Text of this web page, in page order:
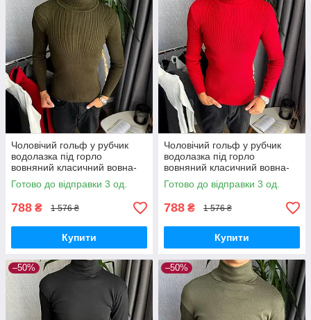
Чоловічий гольф у рубчик
водолазка під горло
вовняний класичний вовна-
акрил Туреччина хакі
Готово до відправки 3 од.
788 ₴ 1 576 ₴
Купити
Чоловічий гольф у рубчик
водолазка під горло
вовняний класичний вовна-
акрил Туреччина червоний
Готово до відправки 3 од.
788 ₴ 1 576 ₴
Купити
–50% –50%